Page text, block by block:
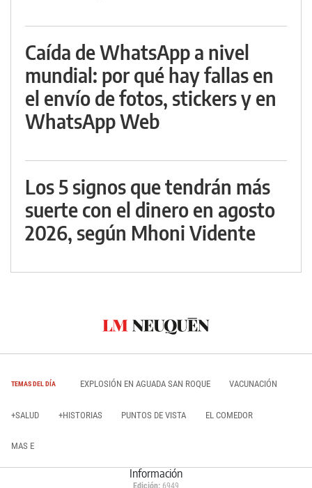
Caída de WhatsApp a nivel
mundial: por qué hay fallas en
el envío de fotos, stickers y en
WhatsApp Web
Los 5 signos que tendrán más
suerte con el dinero en agosto
2026, según Mhoni Vidente
TEMAS DEL DÍA EXPLOSIÓN EN AGUADA SAN ROQUE VACUNACIÓN
+SALUD +HISTORIAS PUNTOS DE VISTA EL COMEDOR
MAS E
Información
Edición: 6949